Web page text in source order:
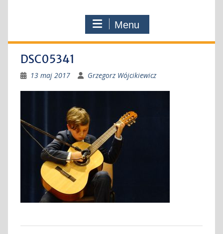
Menu
DSC05341
13 maj 2017 Grzegorz Wójcikiewicz